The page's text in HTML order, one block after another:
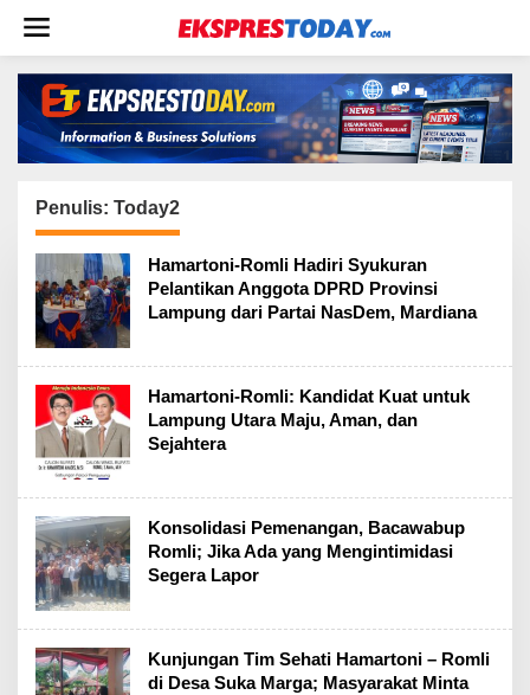
w
Penulis: Today2
Hamartoni-Romli Hadiri Syukuran
Pelantikan Anggota DPRD Provinsi
Lampung dari Partai NasDem, Mardiana
Hamartoni-Romli: Kandidat Kuat untuk
Lampung Utara Maju, Aman, dan
Sejahtera
Konsolidasi Pemenangan, Bacawabup
Romli; Jika Ada yang Mengintimidasi
Segera Lapor
Kunjungan Tim Sehati Hamartoni – Romli
di Desa Suka Marga; Masyarakat Minta